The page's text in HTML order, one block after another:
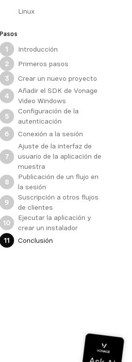
Linux
Pasos
1
Introducción
2
Primeros pasos
3
Crear un nuevo proyecto
4
Añadir el SDK de Vonage
Video Windows
5
Configuración de la
autenticación
6
Conexión a la sesión
7
Ajuste de la interfaz de
usuario de la aplicación de
muestra
8
Publicación de un flujo en
la sesión
9
Suscripción a otros flujos
de clientes
10
Ejecutar la aplicación y
crear un instalador
11
Conclusión